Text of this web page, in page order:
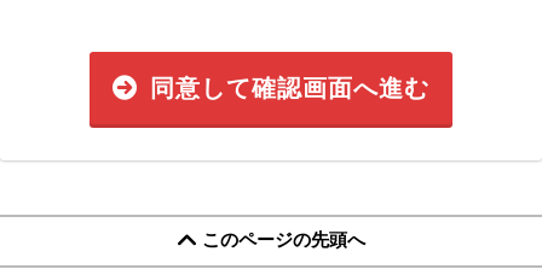
同意して確認画面へ進む
このページの先頭へ